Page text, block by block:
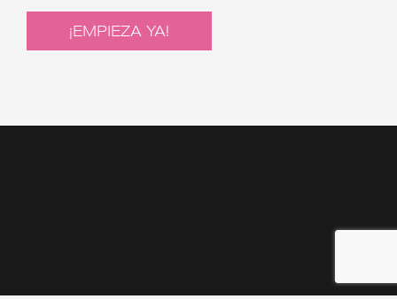
¡EMPIEZA YA!